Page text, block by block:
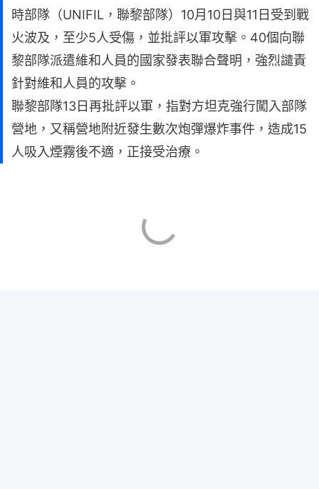
時部隊（UNIFIL，聯黎部隊）10月10日與11日受到戰
火波及，至少5人受傷，並批評以軍攻擊。40個向聯
黎部隊派遣維和人員的國家發表聯合聲明，強烈譴責
針對維和人員的攻擊。
聯黎部隊13日再批評以軍，指對方坦克強行闖入部隊
營地，又稱營地附近發生數次炮彈爆炸事件，造成15
人吸入煙霧後不適，正接受治療。